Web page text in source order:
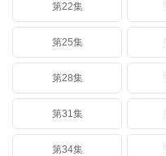
第22集
第25集
第28集
第31集
第34集